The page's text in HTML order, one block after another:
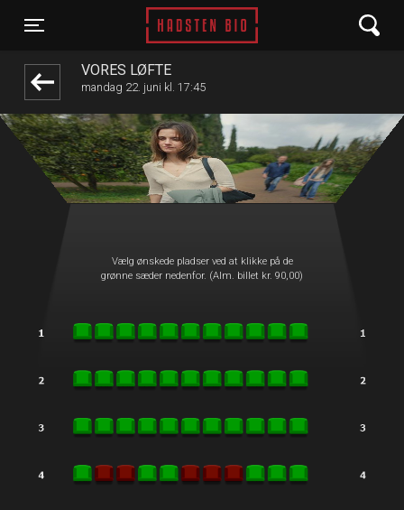
Toggle navigation
Hadsten Bio
VORES LØFTE
mandag 22. juni kl. 17:45
Vælg ønskede pladser ved at klikke på de
grønne sæder nedenfor. (Alm. billet kr. 90,00)
front05-temp 055746